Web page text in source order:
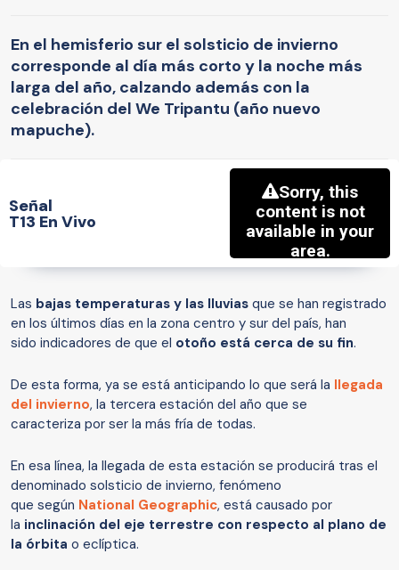
En el hemisferio sur el solsticio de invierno
corresponde al día más corto y la noche más
larga del año, calzando además con la
celebración del We Tripantu (año nuevo
mapuche).
Señal
T13 En Vivo
Las bajas temperaturas y las lluvias que se han registrado
en los últimos días en la zona centro y sur del país, han
sido indicadores de que el otoño está cerca de su fin.
De esta forma, ya se está anticipando lo que será la llegada
del invierno, la tercera estación del año que se
caracteriza por ser la más fría de todas.
En esa línea, la llegada de esta estación se producirá tras el
denominado solsticio de invierno, fenómeno
que según National Geographic, está causado por
la inclinación del eje terrestre con respecto al plano de
la órbita o eclíptica.